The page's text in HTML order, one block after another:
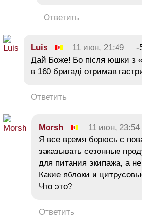
Ответить
Luis 11 июн, 21:49
-
Дай Боже! Бо після юшки з
в 160 бригаді отримав
Ответить
Morsh 11 июн, 23:54
Я все время борюсь с
заказывать сезонные
для питания экипажа, а не
Какие яблоки и
Что это?
Ответить